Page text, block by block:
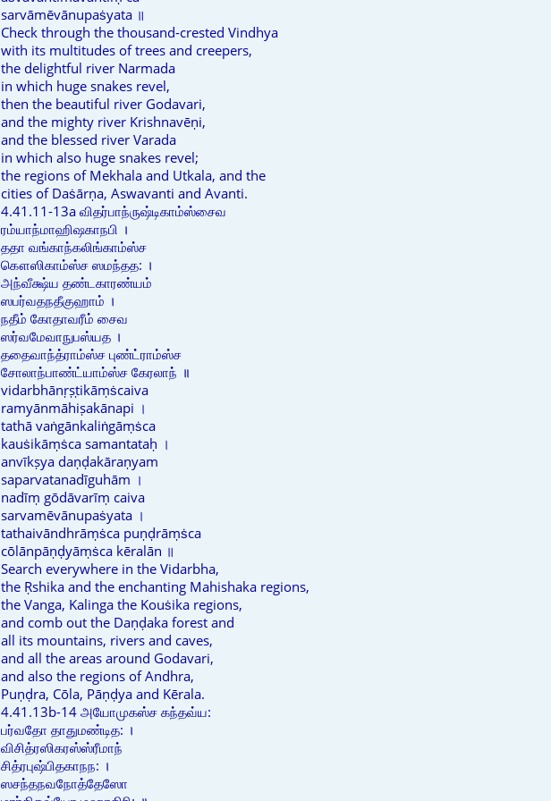
sarvāmēvānupaṡyata ॥
Check through the thousand-crested Vindhya
with its multitudes of trees and creepers,
the delightful river Narmada
in which huge snakes revel,
then the beautiful river Godavari,
and the mighty river Krishnavēṇi,
and the blessed river Varada
in which also huge snakes revel;
the regions of Mekhala and Utkala, and the
cities of Daṡārṇa, Aswavanti and Avanti.
4.41.11-13a விதர்பாந்ருஷ்டிகாம்ஸ்சைவ
ரம்யாந்மாஹிஷகாநபி ।
ததா வங்காந்கலிங்காம்ஸ்ச
கௌஸிகாம்ஸ்ச ஸமந்தத: ।
அந்வீக்ஷ்ய தண்டகாரண்யம்
ஸபர்வதநதீகுஹாம் ।
நதீம் கோதாவரீம் சைவ
ஸர்வமேவாநுபஸ்யத ।
ததைவாந்த்ராம்ஸ்ச புண்ட்ராம்ஸ்ச
சோலாந்பாண்ட்யாம்ஸ்ச கேரலாந் ॥
vidarbhānṛṣṭikāṃṡcaiva
ramyānmāhiṣakānapi ।
tathā vaṅgānkaliṅgāṃṡca
kauṡikāṃṡca samantataḥ ।
anvīkṣya daṇḍakāraṇyam
saparvatanadīguhām ।
nadīṃ gōdāvarīṃ caiva
sarvamēvānupaṡyata ।
tathaivāndhrāṃṡca puṇḍrāṃṡca
cōlānpāṇḍyāṃṡca kēralān ॥
Search everywhere in the Vidarbha,
the Ṛshika and the enchanting Mahishaka regions,
the Vanga, Kalinga the Kouṡika regions,
and comb out the Daṇḍaka forest and
all its mountains, rivers and caves,
and all the areas around Godavari,
and also the regions of Andhra,
Puṇḍra, Cōla, Pāṇḍya and Kērala.
4.41.13b-14 அயோமுகஸ்ச கந்தவ்ய:
பர்வதோ தாதுமண்டித: ।
விசித்ரஸிகரஸ்ஸ்ரீமாந்
சித்ரபுஷ்பிதகாநந: ।
ஸசந்தநவநோத்தேஸோ